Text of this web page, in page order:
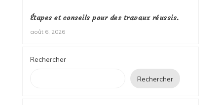
Étapes et conseils pour des travaux réussis.
août 6, 2026
Rechercher
Rechercher